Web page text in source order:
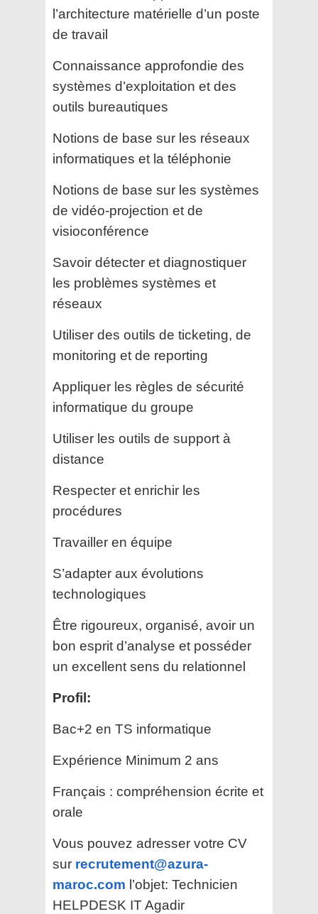
l’architecture matérielle d’un poste
de travail
Connaissance approfondie des
systèmes d’exploitation et des
outils bureautiques
Notions de base sur les réseaux
informatiques et la téléphonie
Notions de base sur les systèmes
de vidéo-projection et de
visioconférence
Savoir détecter et diagnostiquer
les problèmes systèmes et
réseaux
Utiliser des outils de ticketing, de
monitoring et de reporting
Appliquer les règles de sécurité
informatique du groupe
Utiliser les outils de support à
distance
Respecter et enrichir les
procédures
Travailler en équipe
S’adapter aux évolutions
technologiques
Être rigoureux, organisé, avoir un
bon esprit d’analyse et posséder
un excellent sens du relationnel
Profil:
Bac+2 en TS informatique
Expérience Minimum 2 ans
Français : compréhension écrite et
orale
Vous pouvez adresser votre CV
sur recrutement@azura-
maroc.com l’objet: Technicien
HELPDESK IT Agadir